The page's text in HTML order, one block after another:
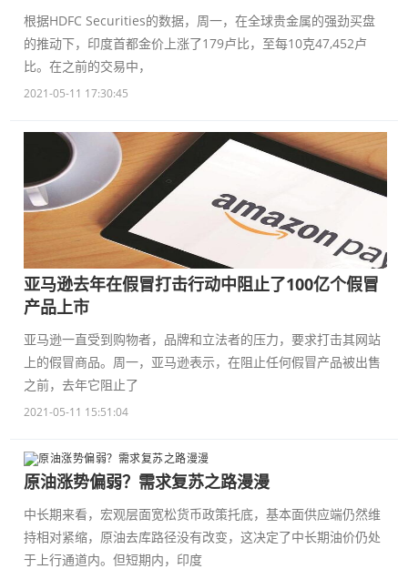
根据HDFC Securities的数据，周一，在全球贵金属的强劲买盘
的推动下，印度首都金价上涨了179卢比，至每10克47,452卢
比。在之前的交易中，
2021-05-11 17:30:45
亚马逊去年在假冒打击行动中阻止了100亿个假冒
产品上市
亚马逊一直受到购物者，品牌和立法者的压力，要求打击其网站
上的假冒商品。周一，亚马逊表示，在阻止任何假冒产品被出售
之前，去年它阻止了
2021-05-11 15:51:04
原油涨势偏弱？需求复苏之路漫漫
中长期来看，宏观层面宽松货币政策托底，基本面供应端仍然维
持相对紧缩，原油去库路径没有改变，这决定了中长期油价仍处
于上行通道内。但短期内，印度